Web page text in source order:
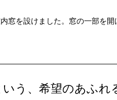
窓を設けました。窓の一部を
う、希望のあふ